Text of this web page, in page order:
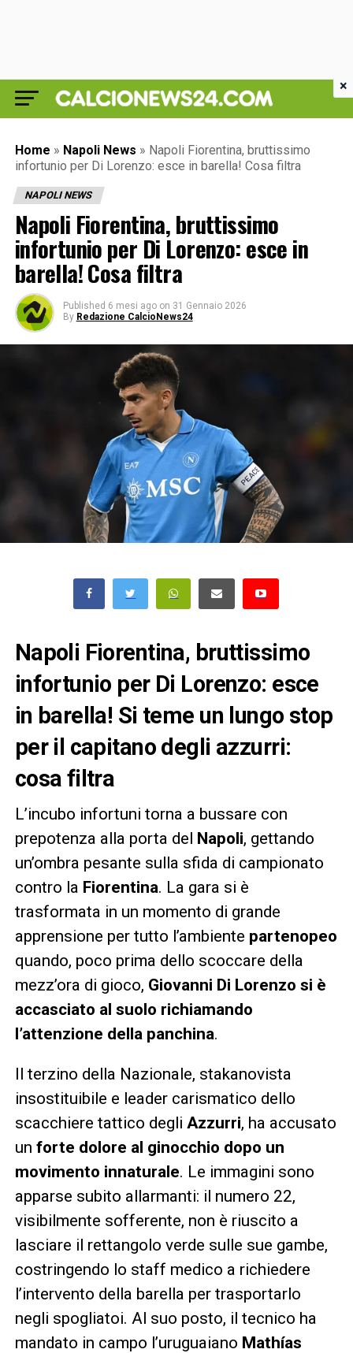
Home » Napoli News » Napoli Fiorentina, bruttissimo
infortunio per Di Lorenzo: esce in barella! Cosa filtra
NAPOLI NEWS
Napoli Fiorentina, bruttissimo
infortunio per Di Lorenzo: esce in
barella! Cosa filtra
Published 6 mesi ago on 31 Gennaio 2026
By Redazione CalcioNews24
Napoli Fiorentina, bruttissimo
infortunio per Di Lorenzo: esce
in barella! Si teme un lungo stop
per il capitano degli azzurri:
cosa filtra
L’incubo infortuni torna a bussare con
prepotenza alla porta del Napoli, gettando
un’ombra pesante sulla sfida di campionato
contro la Fiorentina. La gara si è
trasformata in un momento di grande
apprensione per tutto l’ambiente partenopeo
quando, poco prima dello scoccare della
mezz’ora di gioco, Giovanni Di Lorenzo si è
accasciato al suolo richiamando
l’attenzione della panchina.
Il terzino della Nazionale, stakanovista
insostituibile e leader carismatico dello
scacchiere tattico degli Azzurri, ha accusato
un forte dolore al ginocchio dopo un
movimento innaturale. Le immagini sono
apparse subito allarmanti: il numero 22,
visibilmente sofferente, non è riuscito a
lasciare il rettangolo verde sulle sue gambe,
costringendo lo staff medico a richiedere
l’intervento della barella per trasportarlo
negli spogliatoi. Al suo posto, il tecnico ha
mandato in campo l’uruguaiano Mathías
×